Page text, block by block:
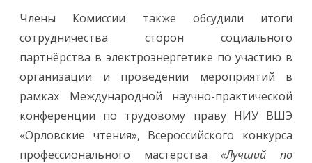
Члены Комиссии также обсудили итоги
сотрудничества сторон социального
партнёрства в электроэнергетике по участию в
организации и проведении мероприятий в
рамках Международной научно-практической
конференции по трудовому праву НИУ ВШЭ
«Орловские чтения», Всероссийского конкурса
профессионального мастерства«Лучший по